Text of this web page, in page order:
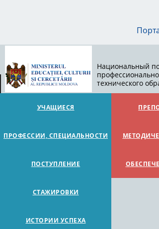
Национальный
технического
УЧАЩИЕСЯ
ПРОФЕССИИ, СПЕЦИАЛЬНОСТИ
ПОСТУПЛЕНИЕ
СТАЖИРОВКИ
ИСТОРИИ УСПЕХА